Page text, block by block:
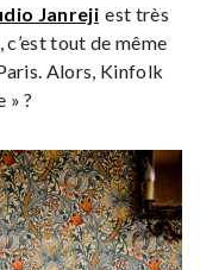
Janreji est très
c’est tout de même
Alors, Kinfolk
» ?